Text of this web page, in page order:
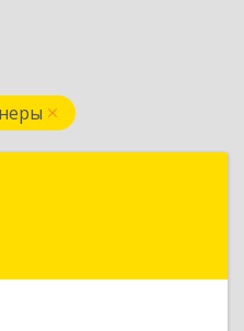
Уварово г, Южная ул,